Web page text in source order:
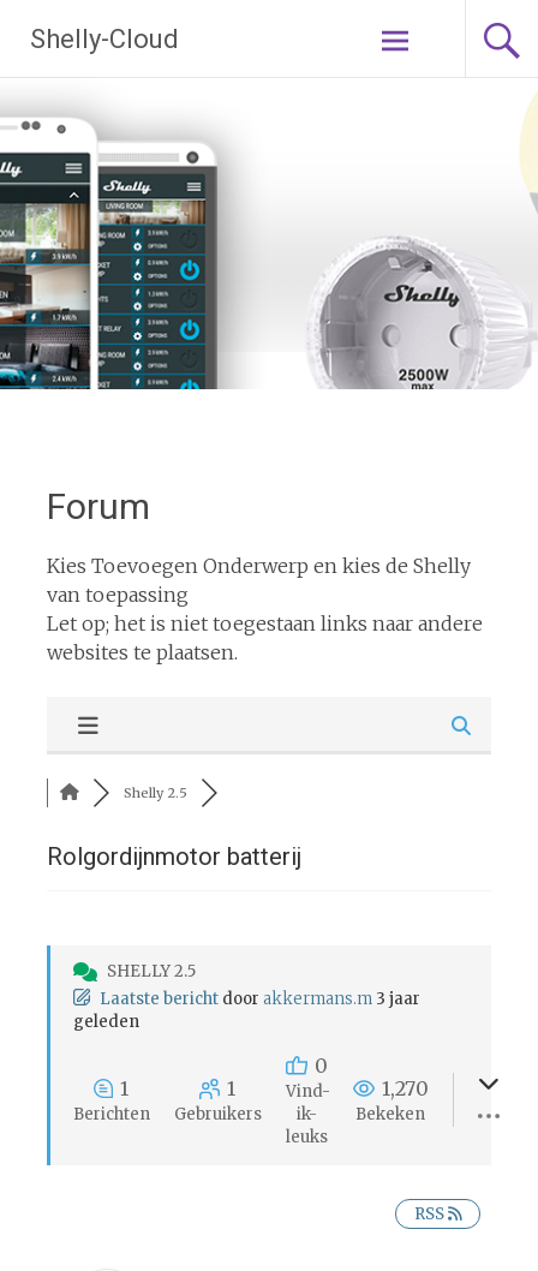
naar
de
Shelly-Cloud
Forum
Kies Toevoegen Onderwerp en kies de Shelly
van toepassing
Let op; het is niet toegestaan links naar andere
websites te plaatsen.
Shelly 2.5
Rolgordijnmotor batterij
SHELLY 2.5
Laatste bericht door akkermans.m 3 jaar
geleden
1
Berichten
1
Gebruikers
0
Vind-
ik-
leuks
1,270
Bekeken
RSS